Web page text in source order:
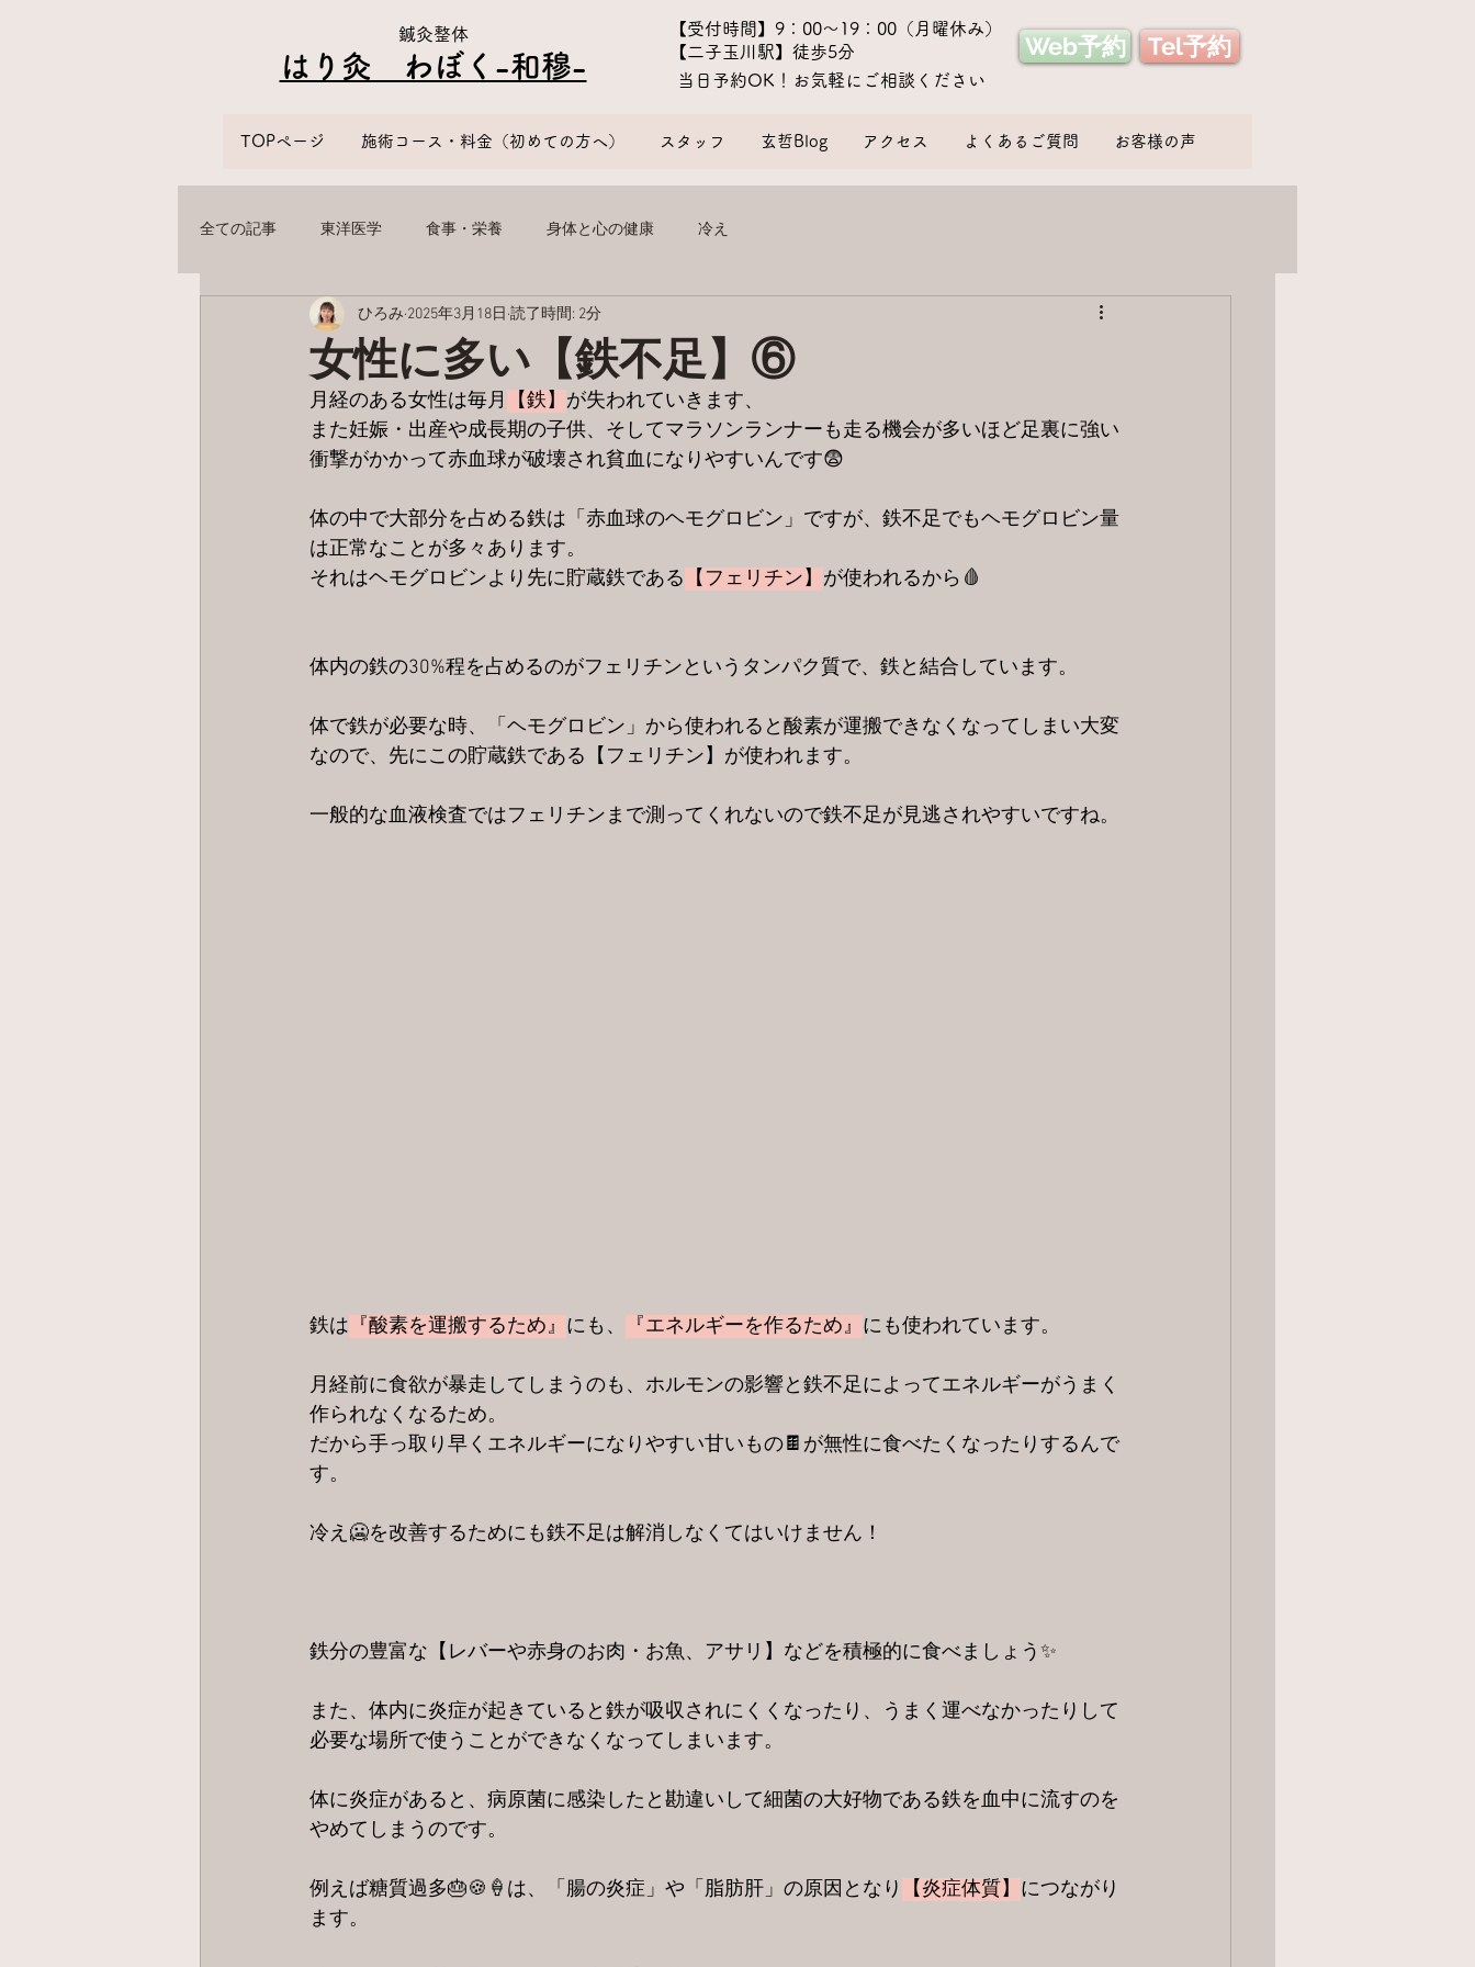
鍼灸整体
はり灸 わぼく​-和穆-
​【受付時間】9：00〜19：00（月曜休み）
【二子玉川駅】徒歩5分
​当日予約OK！お気軽にご相談ください
Web予約 Tel予約
全ての記事 東洋医学 食事・栄養 身体と心の健康 冷え
女性に多い【鉄不足】⑥
ひろみ 2025年3月18日 読了時間: 2分
月経のある女性は毎月 【鉄】 が失われていきます、
また妊娠・出産や成長期の子供、そしてマラソンランナーも走る機会が多いほど足裏に強い
衝撃がかかって赤血球が破壊され貧血になりやすいんです😨
体の中で大部分を占める鉄は「赤血球のヘモグロビン」ですが、鉄不足でもヘモグロビン量
は正常なことが多々あります。
それはヘモグロビンより先に貯蔵鉄である 【フェリチン】 が使われるから🩸
体内の鉄の30%程を占めるのがフェリチンというタンパク質で、鉄と結合しています。
体で鉄が必要な時、「ヘモグロビン」から使われると酸素が運搬できなくなってしまい大変
なので、先にこの貯蔵鉄である【フェリチン】が使われます。
一般的な血液検査ではフェリチンまで測ってくれないので鉄不足が見逃されやすいですね。
鉄は 『酸素を運搬するため』 にも、 『エネルギーを作るため』 にも使われています。
月経前に食欲が暴走してしまうのも、ホルモンの影響と鉄不足によってエネルギーがうまく
作られなくなるため。
だから手っ取り早くエネルギーになりやすい甘いもの🍫が無性に食べたくなったりするんで
す。
冷え🥶を改善するためにも鉄不足は解消しなくてはいけません！
鉄分の豊富な【レバーや赤身のお肉・お魚、アサリ】などを積極的に食べましょう✨
また、体内に炎症が起きていると鉄が吸収されにくくなったり、うまく運べなかったりして
必要な場所で使うことができなくなってしまいます。
体に炎症があると、病原菌に感染したと勘違いして細菌の大好物である鉄を血中に流すのを
やめてしまうのです。
例えば糖質過多🎂🍪🍦は、「腸の炎症」や「脂肪肝」の原因となり 【炎症体質】 につながり
ます。
TOPページ 施術コース・料金（初めての方へ） スタッフ 玄哲Blog アクセス よくあるご質問 お客様の声